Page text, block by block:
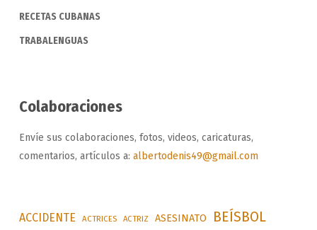
RECETAS CUBANAS
TRABALENGUAS
Colaboraciones
Envíe sus colaboraciones, fotos, videos, caricaturas,
comentarios, artículos a: albertodenis49@gmail.com
ACCIDENTE ACTRICES ACTRIZ ASESINATO BEÍSBOL